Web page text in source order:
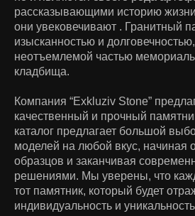
рассказывающими историю
они увековечивают . Гранитный
изысканностью и
неотъемлемой частью
кладбища.
Компания “Exkluziv Stone”
качественный и прочный
каталог предлагает большой
моделей на любой вкус, начиная
образцов и заканчивая
решениями. Мы уверены, что
тот памятник, который будет
индивидуальность и